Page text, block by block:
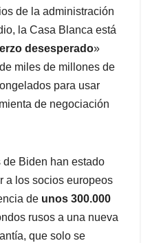
de la administración
la Casa Blanca está
desesperado»
miles de millones de
para usar
de negociación
Biden han estado
a los socios europeos
de unos 300.000
rusos a una nueva
que solo se